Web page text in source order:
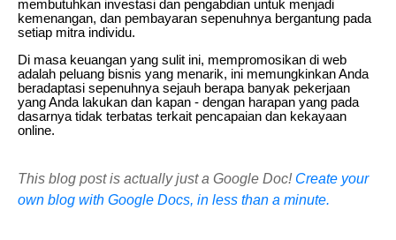
membutuhkan investasi dan pengabdian untuk menjadi
kemenangan, dan pembayaran sepenuhnya bergantung pada
setiap mitra individu.
Di masa keuangan yang sulit ini, mempromosikan di web
adalah peluang bisnis yang menarik, ini memungkinkan Anda
beradaptasi sepenuhnya sejauh berapa banyak pekerjaan
yang Anda lakukan dan kapan - dengan harapan yang pada
dasarnya tidak terbatas terkait pencapaian dan kekayaan
online.
This blog post is actually just a Google Doc! Create your
own blog with Google Docs, in less than a minute.